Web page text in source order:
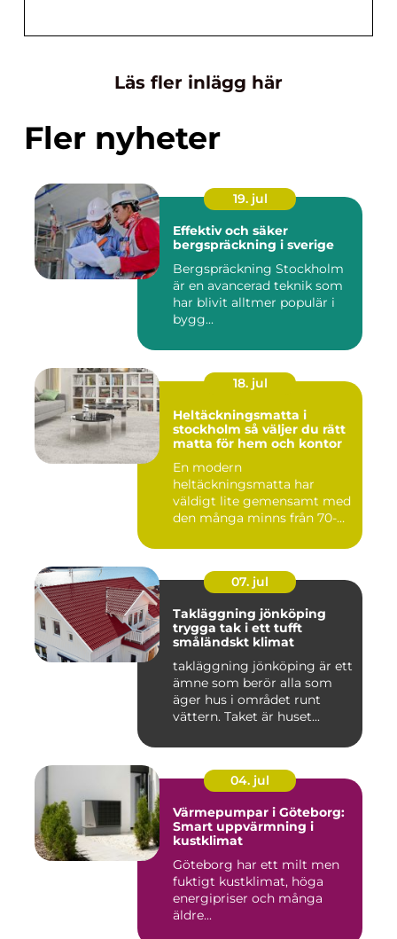
Läs fler inlägg här
Fler nyheter
19. jul
Effektiv och säker
bergspräckning i sverige
Bergspräckning Stockholm
är en avancerad teknik som
har blivit alltmer populär i
bygg...
18. jul
Heltäckningsmatta i
stockholm så väljer du rätt
matta för hem och kontor
En modern
heltäckningsmatta har
väldigt lite gemensamt med
den många minns från 70-
07. jul
Takläggning jönköping
trygga tak i ett tufft
småländskt klimat
takläggning jönköping är ett
ämne som berör alla som
äger hus i området runt
vättern. Taket är huset...
04. jul
Värmepumpar i Göteborg:
Smart uppvärmning i
kustklimat
Göteborg har ett milt men
fuktigt kustklimat, höga
energipriser och många
äldre...